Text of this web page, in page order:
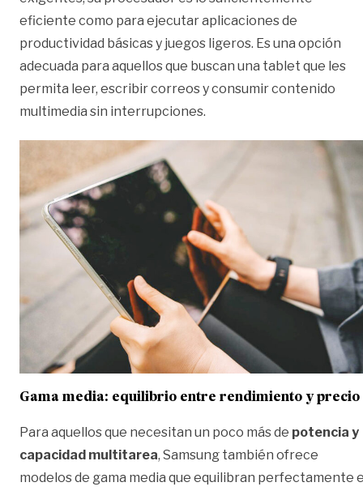
eficiente como para ejecutar aplicaciones de
productividad básicas y juegos ligeros. Es una opción
adecuada para aquellos que buscan una tablet que les
permita leer, escribir correos y consumir contenido
multimedia sin interrupciones.
Gama media: equilibrio entre rendimiento y precio
Para aquellos que necesitan un poco más de potencia y
capacidad multitarea, Samsung también ofrece
modelos de gama media que equilibran perfectamente